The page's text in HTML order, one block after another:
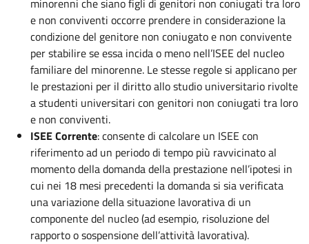
minorenni che siano figli di genitori non coniugati tra loro
e non conviventi occorre prendere in considerazione la
condizione del genitore non coniugato e non convivente
per stabilire se essa incida o meno nell’ISEE del nucleo
familiare del minorenne. Le stesse regole si applicano per
le prestazioni per il diritto allo studio universitario rivolte
a studenti universitari con genitori non coniugati tra loro
e non conviventi.
ISEE Corrente: consente di calcolare un ISEE con
riferimento ad un periodo di tempo più ravvicinato al
momento della domanda della prestazione nell’ipotesi in
cui nei 18 mesi precedenti la domanda si sia verificata
una variazione della situazione lavorativa di un
componente del nucleo (ad esempio, risoluzione del
rapporto o sospensione dell’attività lavorativa).